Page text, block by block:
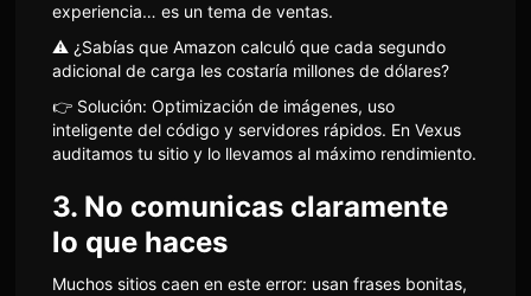
experiencia… es un tema de ventas.
⚠ ¿Sabías que Amazon calculó que cada segundo
adicional de carga les costaría millones de dólares?
👉 Solución: Optimización de imágenes, uso
inteligente del código y servidores rápidos. En Vexus
auditamos tu sitio y lo llevamos al máximo rendimiento.
3. No comunicas claramente
lo que haces
Muchos sitios caen en este error: usan frases bonitas,